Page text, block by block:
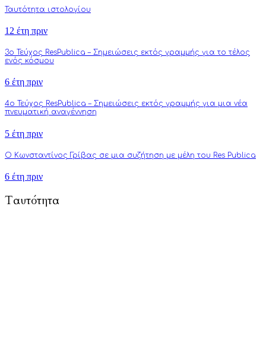
Ταυτότητα ιστολογίου
12 έτη πριν
3o Τεύχος ResPublica – Σημειώσεις εκτός γραμμής για το τέλος
ενός κόσμου
6 έτη πριν
4o Τεύχος ResPublica – Σημειώσεις εκτός γραμμής για μια νέα
πνευματική αναγέννηση
5 έτη πριν
Ο Κωνσταντίνος Γρίβας σε μια συζήτηση με μέλη του Res Publica
6 έτη πριν
Ταυτότητα